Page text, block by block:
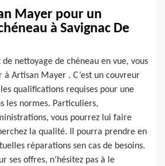
Mayer pour un
à Savignac De
de nettoyage de chéneau en vue, vous
à Artisan Mayer . C’est un couvreur
qualifications requises pour une
les normes. Particuliers,
vous pourrez lui faire
la qualité. Il pourra prendre en
réparations sen cas de besoins.
ses offres, n’hésitez pas à le